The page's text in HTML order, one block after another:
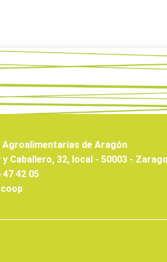
de Aragón
y Caballero, 32, local - 50003 -
42 05